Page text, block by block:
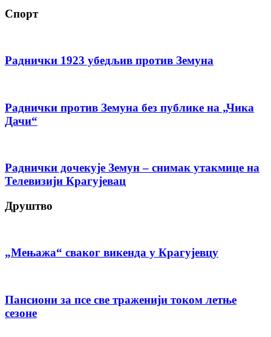
Спорт
Раднички 1923 убедљив против Земуна
Раднички против Земуна без публике на „Чика
Дачи“
Раднички дочекује Земун – снимак утакмице на
Телевизији Крагујевац
Друштво
„Мењажа“ сваког викенда у Крагујевцу
Пансиони за псе све траженији током летње
сезоне